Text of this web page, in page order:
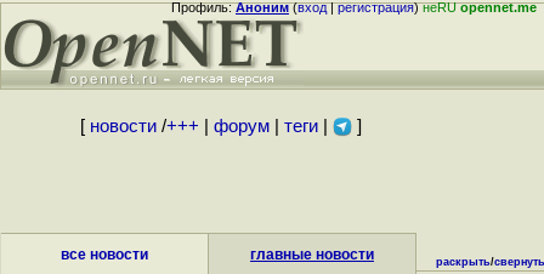
Профиль:Аноним(вход|регистрация)неRUopennet.me
[ новости/+++ форум| теги| ]
все новости главные новости раскрыть/свернуть